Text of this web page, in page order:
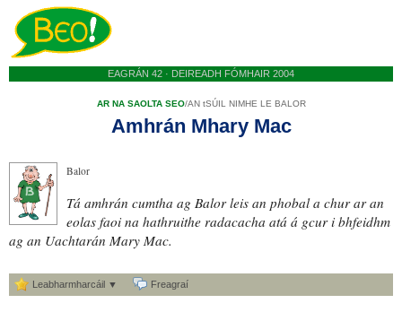
EAGRÁN 42 · DEIREADH FÓMHAIR 2004
AR NA SAOLTA SEO/AN tSÚIL NIMHE LE BALOR
Amhrán Mhary Mac
Balor
Tá amhrán cumtha ag Balor leis an phobal a chur ar an
eolas faoi na hathruithe radacacha atá á gcur i bhfeidhm
ag an Uachtarán Mary Mac.
Leabharmharcáil ▼ Freagraí